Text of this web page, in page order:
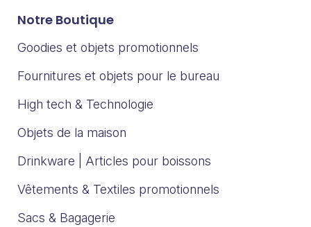
Notre Boutique
Goodies et objets promotionnels
Fournitures et objets pour le bureau
High tech & Technologie
Objets de la maison
Drinkware | Articles pour boissons
Vêtements & Textiles promotionnels
Sacs & Bagagerie